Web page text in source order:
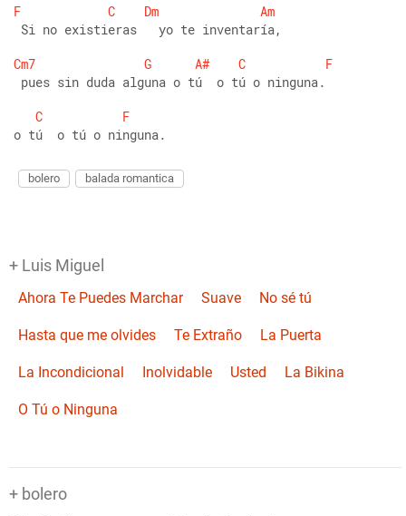
F
C Dm
Am
Si no existieras   yo te inventaría,
Cm7
G A# C
F
pues sin duda alguna o tú  o tú o ninguna.
C
F
o tú  o tú o ninguna.
bolero balada romantica
+ Luis Miguel
Ahora Te Puedes Marchar Suave No sé tú
Hasta que me olvides Te Extraño La Puerta
La Incondicional Inolvidable Usted La Bikina
O Tú o Ninguna
+ bolero